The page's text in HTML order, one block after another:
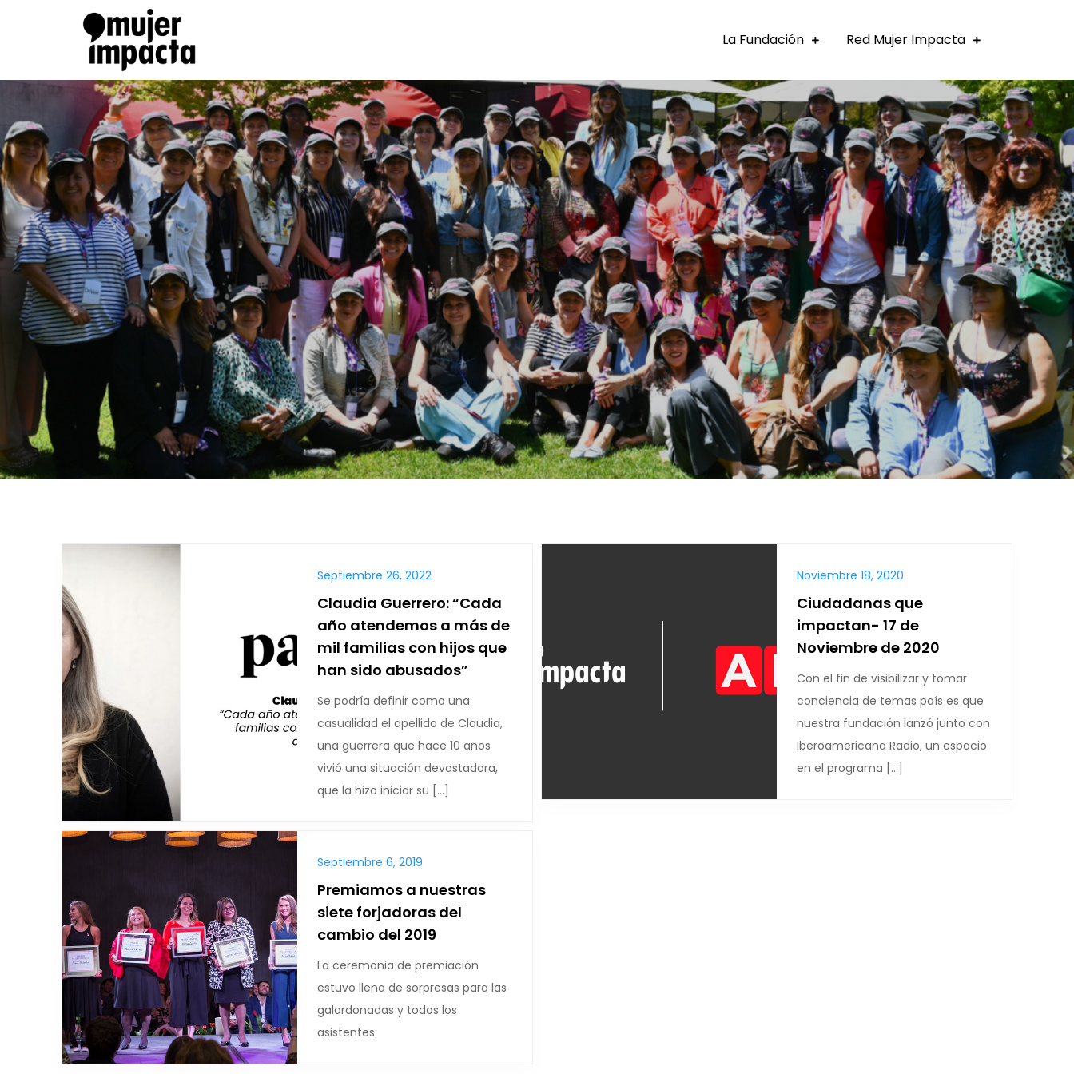
La Fundación Red Mujer Impacta
Septiembre 26, 2022
Claudia Guerrero: “Cada
año atendemos a más de
mil familias con hijos que
han sido abusados”
Se podría definir como una
casualidad el apellido de Claudia,
una guerrera que hace 10 años
vivió una situación devastadora,
que la hizo iniciar su […]
Noviembre 18, 2020
Ciudadanas que
impactan- 17 de
Noviembre de 2020
Con el fin de visibilizar y tomar
conciencia de temas país es que
nuestra fundación lanzó junto con
Iberoamericana Radio, un espacio
en el programa […]
Septiembre 6, 2019
Premiamos a nuestras
siete forjadoras del
cambio del 2019
La ceremonia de premiación
estuvo llena de sorpresas para las
galardonadas y todos los
asistentes.